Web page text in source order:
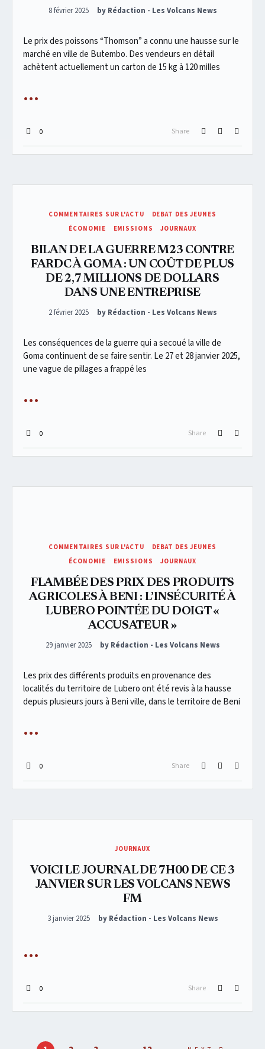
Posted on
8 février 2025 by Rédaction - Les Volcans News
Le prix des poissons “Thomson” a connu une hausse sur le
marché en ville de Butembo. Des vendeurs en détail
achètent actuellement un carton de 15 kg à 120 milles
0 Share
COMMENTAIRES SUR L'ACTU
DEBAT DES JEUNES
ÉCONOMIE
EMISSIONS JOURNAUX
BILAN DE LA GUERRE M23 CONTRE
FARDC À GOMA : UN COÛT DE PLUS
DE 2,7 MILLIONS DE DOLLARS
DANS UNE ENTREPRISE
Posted on
2 février 2025 by Rédaction - Les Volcans News
Les conséquences de la guerre qui a secoué la ville de
Goma continuent de se faire sentir. Le 27 et 28 janvier 2025,
une vague de pillages a frappé les
0 Share
COMMENTAIRES SUR L'ACTU
DEBAT DES JEUNES
ÉCONOMIE
EMISSIONS JOURNAUX
FLAMBÉE DES PRIX DES PRODUITS
AGRICOLES À BENI : L’INSÉCURITÉ À
LUBERO POINTÉE DU DOIGT «
ACCUSATEUR »
Posted on
29 janvier 2025 by Rédaction - Les Volcans News
Les prix des différents produits en provenance des
localités du territoire de Lubero ont été revis à la hausse
depuis plusieurs jours à Beni ville, dans le territoire de Beni
0 Share
JOURNAUX
VOICI LE JOURNAL DE 7H00 DE CE 3
JANVIER SUR LES VOLCANS NEWS
FM
Posted on
3 janvier 2025 by Rédaction - Les Volcans News
0 Share